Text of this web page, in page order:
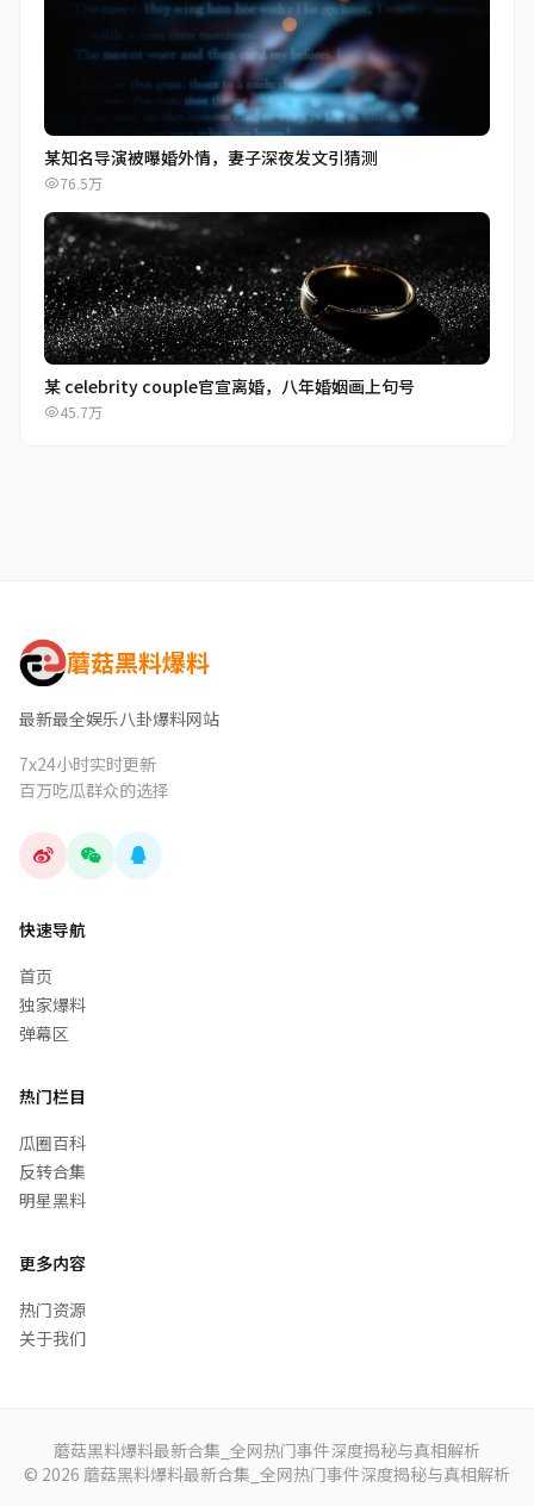
某知名导演被曝婚外情，妻子深夜发文引猜测
76.5万
某 celebrity couple官宣离婚，八年婚姻画上句号
45.7万
蘑菇黑料爆料
最新最全娱乐八卦爆料网站
7x24小时实时更新
百万吃瓜群众的选择
快速导航
首页
独家爆料
弹幕区
热门栏目
瓜圈百科
反转合集
明星黑料
更多内容
热门资源
关于我们
蘑菇黑料爆料最新合集_全网热门事件深度揭秘与真相解析
© 2026 蘑菇黑料爆料最新合集_全网热门事件深度揭秘与真相解析